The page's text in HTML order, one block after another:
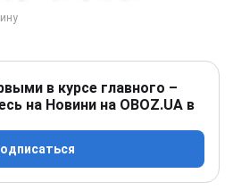
в курсе главного –
на Новини на OBOZ.UA в